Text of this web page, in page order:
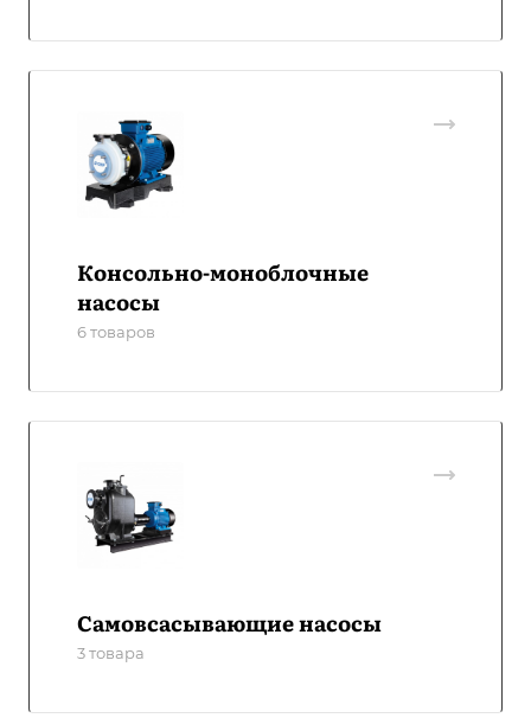
Консольно-моноблочные
насосы
6 товаров
Самовсасывающие насосы
3 товара